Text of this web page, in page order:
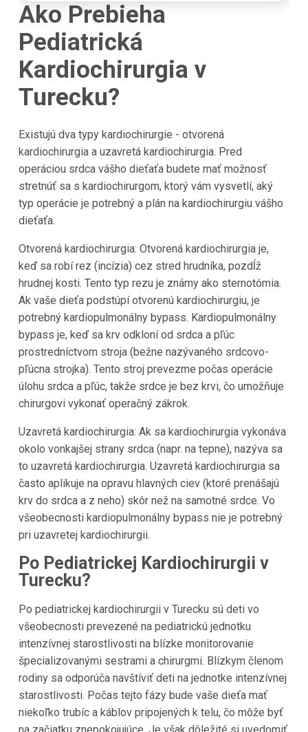
Ako Prebieha
Pediatrická
Kardiochirurgia v
Turecku?
Existujú dva typy kardiochirurgie - otvorená
kardiochirurgia a uzavretá kardiochirurgia. Pred
operáciou srdca vášho dieťaťa budete mať možnosť
stretnúť sa s kardiochirurgom, ktorý vám vysvetlí, aký
typ operácie je potrebný a plán na kardiochirurgiu vášho
dieťaťa.
Otvorená kardiochirurgia: Otvorená kardiochirurgia je,
keď sa robí rez (incízia) cez stred hrudníka, pozdĺž
hrudnej kosti. Tento typ rezu je známy ako sternotómia.
Ak vaše dieťa podstúpí otvorenú kardiochirurgiu, je
potrebný kardiopulmonálny bypass. Kardiopulmonálny
bypass je, keď sa krv odkloní od srdca a pľúc
prostredníctvom stroja (bežne nazývaného srdcovo-
pľúcna strojka). Tento stroj prevezme počas operácie
úlohu srdca a pľúc, takže srdce je bez krvi, čo umožňuje
chirurgovi vykonať operačný zákrok.
Uzavretá kardiochirurgia: Ak sa kardiochirurgia vykonáva
okolo vonkajšej strany srdca (napr. na tepne), nazýva sa
to uzavretá kardiochirurgia. Uzavretá kardiochirurgia sa
často aplikuje na opravu hlavných ciev (ktoré prenášajú
krv do srdca a z neho) skôr než na samotné srdce. Vo
všeobecnosti kardiopulmonálny bypass nie je potrebný
pri uzavretej kardiochirurgii.
Po Pediatrickej Kardiochirurgii v
Turecku?
Po pediatrickej kardiochirurgii v Turecku sú deti vo
všeobecnosti prevezené na pediatrickú jednotku
intenzívnej starostlivosti na blízke monitorovanie
špecializovanými sestrami a chirurgmi. Blízkym členom
rodiny sa odporúča navštíviť deti na jednotke intenzívnej
starostlivosti. Počas tejto fázy bude vaše dieťa mať
niekoľko trubíc a káblov pripojených k telu, čo môže byť